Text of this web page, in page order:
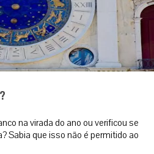
na virada do ano ou verificou se
Sabia que isso não é permitido ao